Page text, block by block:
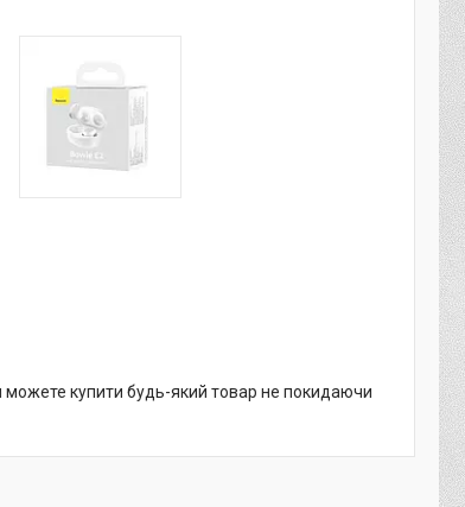
можете купити будь-який товар не покидаючи